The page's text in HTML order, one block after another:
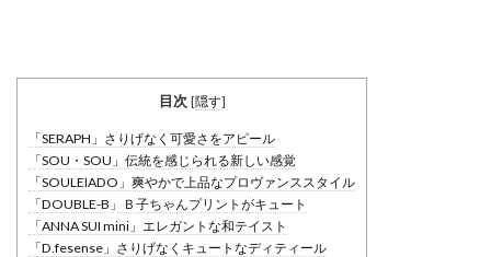
目次 [隠す]
「SERAPH」さりげなく可愛さをアピール
「SOU・SOU」伝統を感じられる新しい感覚
「SOULEIADO」爽やかで上品なプロヴァンススタイル
「DOUBLE-B」Ｂ子ちゃんプリントがキュート
「ANNA SUI mini」エレガントな和テイスト
「D.fesense」さりげなくキュートなディティール